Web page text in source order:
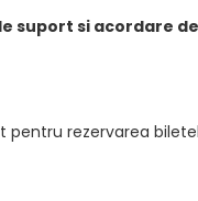
suport si acordare
rezervarea